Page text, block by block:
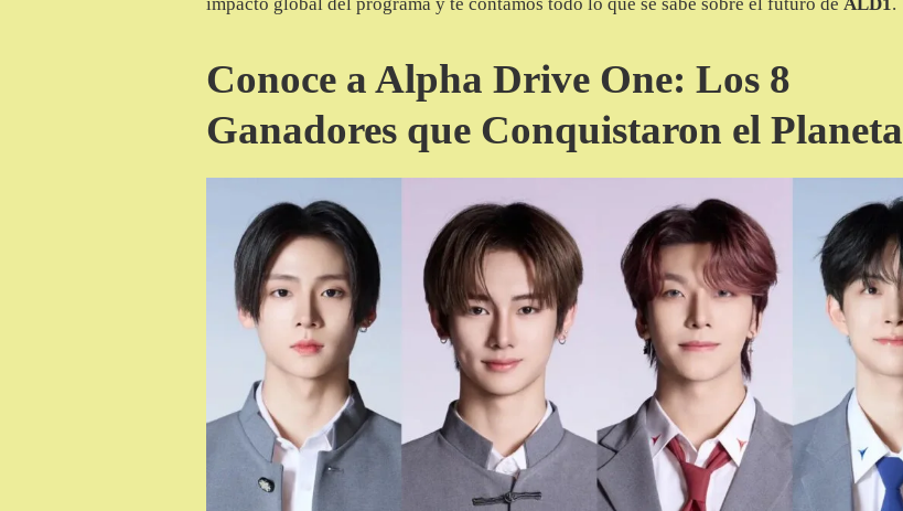
Conoce a Alpha Drive One: Los 8
Ganadores que Conquistaron el Planeta